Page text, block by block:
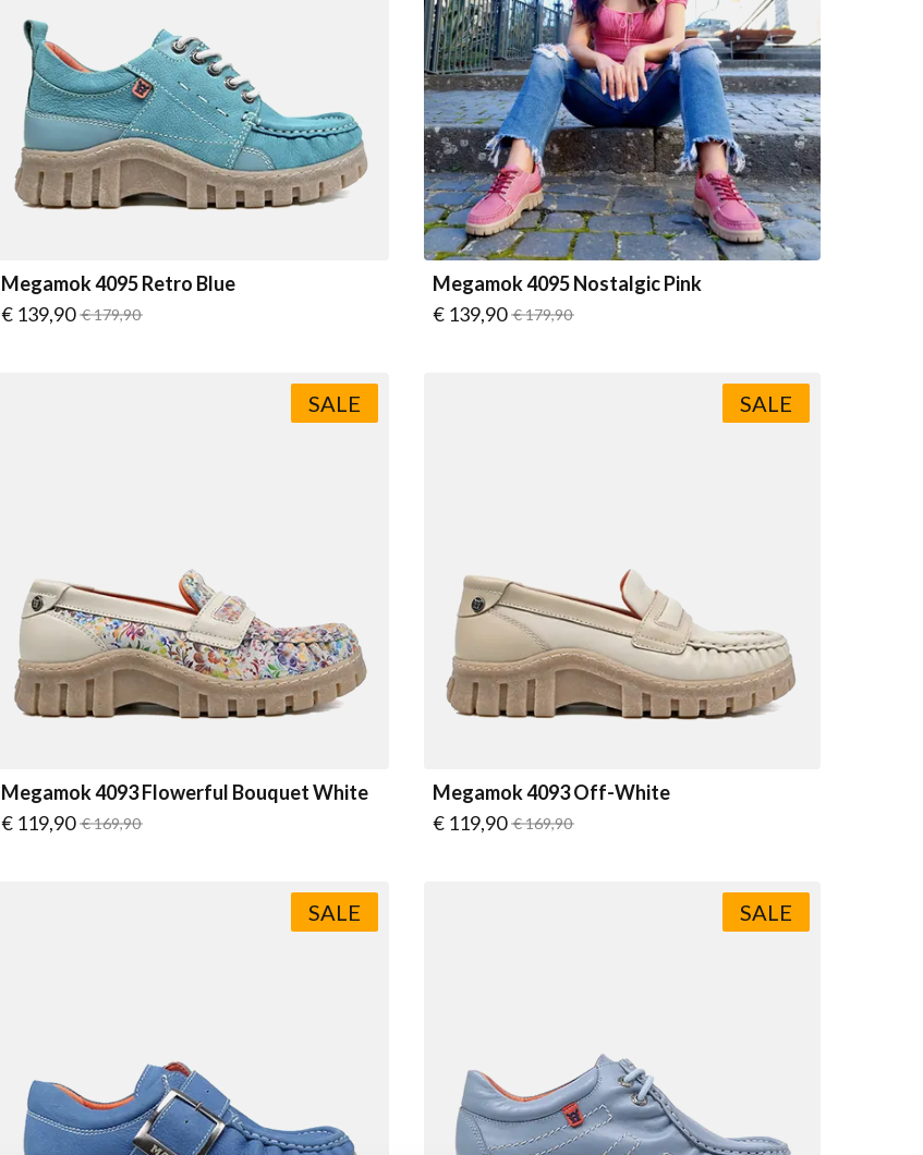
Megamok 4095 Retro Blue
Vanaf
€ 139,90 Normale prijs
€ 179,90
Megamok 4095 Nostalgic Pink
Vanaf
€ 139,90 Normale prijs
€ 179,90
Megamok 4093 Flowerful Bouquet White
Vanaf
€ 119,90 Normale prijs
€ 169,90
SALE
Megamok 4093 Off-White
Vanaf
€ 119,90 Normale prijs
€ 169,90
SALE
SALE SALE